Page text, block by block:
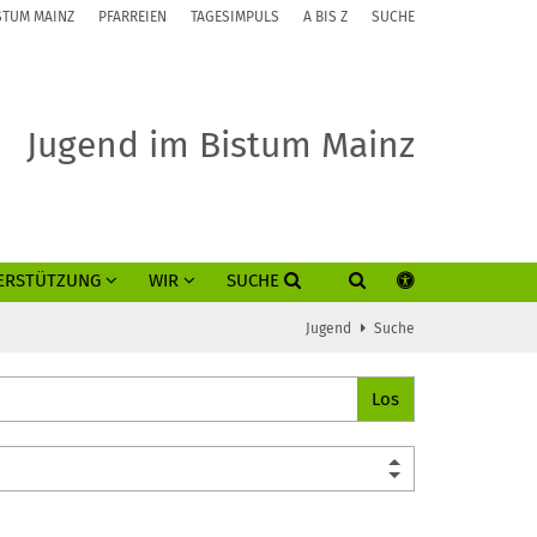
MAINZ PFARREIEN TAGESIMPULS A BIS Z SUCHE
Jugend im Bistum Mainz
WIR SUCHE
Jugend Suche
Los